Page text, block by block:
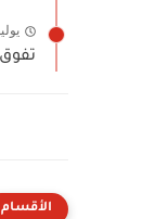
يوليو 25,